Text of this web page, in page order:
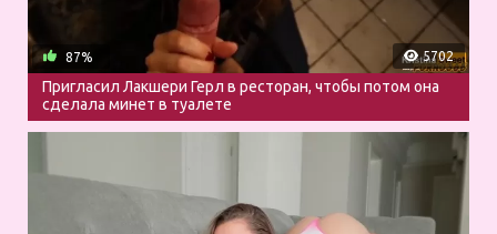
5702
87%
Пригласил Лакшери Герл в ресторан, чтобы потом она
сделала минет в туалете